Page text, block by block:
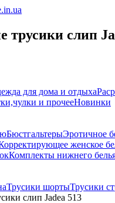
трусики слип
для дома и отдыха
и прочееНовинки
БюстгальтерыЭротичное
женское
Комплекты нижнего
Трусики шортыТрусики
слип Jadea 513